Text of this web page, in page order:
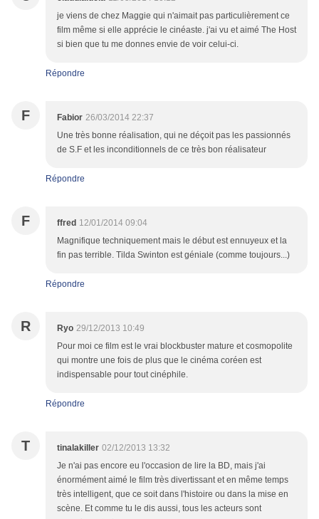
je viens de chez Maggie qui n'aimait pas particulièrement ce
film même si elle apprécie le cinéaste. j'ai vu et aimé The Host
si bien que tu me donnes envie de voir celui-ci.
Répondre
F Fabior 26/03/2014 22:37
Une très bonne réalisation, qui ne déçoit pas les passionnés
de S.F et les inconditionnels de ce très bon réalisateur
Répondre
F ffred 12/01/2014 09:04
Magnifique techniquement mais le début est ennuyeux et la
fin pas terrible. Tilda Swinton est géniale (comme toujours...)
Répondre
R Ryo 29/12/2013 10:49
Pour moi ce film est le vrai blockbuster mature et cosmopolite
qui montre une fois de plus que le cinéma coréen est
indispensable pour tout cinéphile.
Répondre
T tinalakiller 02/12/2013 13:32
Je n'ai pas encore eu l'occasion de lire la BD, mais j'ai
énormément aimé le film très divertissant et en même temps
très intelligent, que ce soit dans l'histoire ou dans la mise en
scène. Et comme tu le dis aussi, tous les acteurs sont